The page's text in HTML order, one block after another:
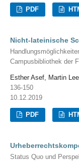
PDF
Nicht-lateinische
Campusbibliothek der
Esther Asef, Martin Lee
136-150
10.12.2019
PDF
Status Quo und